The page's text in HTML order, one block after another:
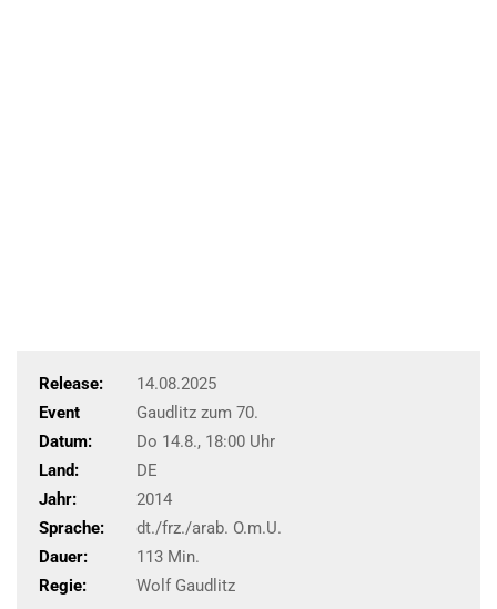
Release:
14.08.2025
Event
Gaudlitz zum 70.
Datum:
Do 14.8., 18:00 Uhr
Land:
DE
Jahr:
2014
Sprache:
dt./frz./arab. O.m.U.
Dauer:
113 Min.
Regie:
Wolf Gaudlitz